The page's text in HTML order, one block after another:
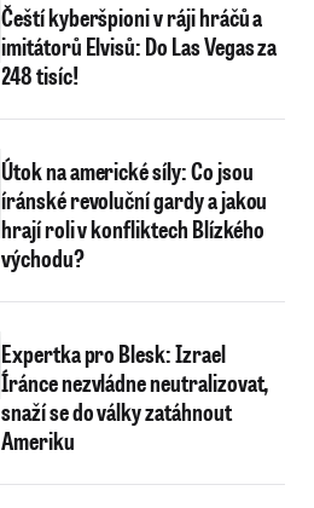
Čeští kyberšpioni v ráji hráčů a
imitátorů Elvisů: Do Las Vegas za
248 tisíc!
Útok na americké síly: Co jsou
íránské revoluční gardy a jakou
hrají roli v konfliktech Blízkého
východu?
Expertka pro Blesk: Izrael
Íránce nezvládne neutralizovat,
snaží se do války zatáhnout
Ameriku